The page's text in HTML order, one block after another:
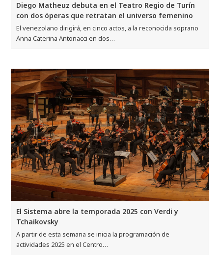
Diego Matheuz debuta en el Teatro Regio de Turín
con dos óperas que retratan el universo femenino
El venezolano dirigirá, en cinco actos, a la reconocida soprano
Anna Caterina Antonacci en dos…
El Sistema abre la temporada 2025 con Verdi y
Tchaikovsky
A partir de esta semana se inicia la programación de
actividades 2025 en el Centro…